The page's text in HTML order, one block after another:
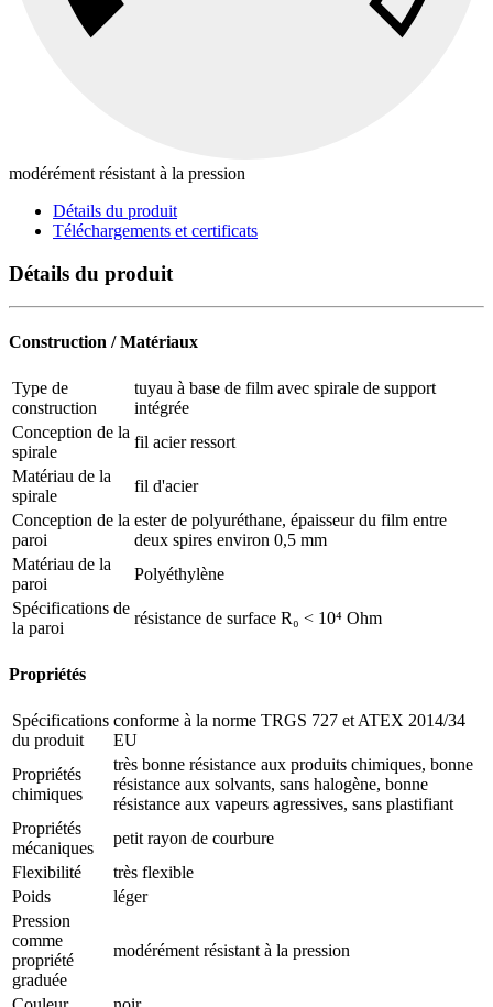
modérément résistant à la pression
Détails du produit
Téléchargements et certificats
Détails du produit
Construction / Matériaux
Type de
construction
tuyau à base de film avec spirale de support
intégrée
Conception de la
spirale
fil acier ressort
Matériau de la
spirale
fil d'acier
Conception de la
paroi
ester de polyuréthane, épaisseur du film entre
deux spires environ 0,5 mm
Matériau de la
paroi
Polyéthylène
Spécifications de
la paroi
résistance de surface R₀ < 10⁴ Ohm
Propriétés
Spécifications
du produit
conforme à la norme TRGS 727 et ATEX 2014/34
EU
Propriétés
chimiques
très bonne résistance aux produits chimiques, bonne
résistance aux solvants, sans halogène, bonne
résistance aux vapeurs agressives, sans plastifiant
Propriétés
mécaniques
petit rayon de courbure
Flexibilité
très flexible
Poids
léger
Pression
comme
propriété
graduée
modérément résistant à la pression